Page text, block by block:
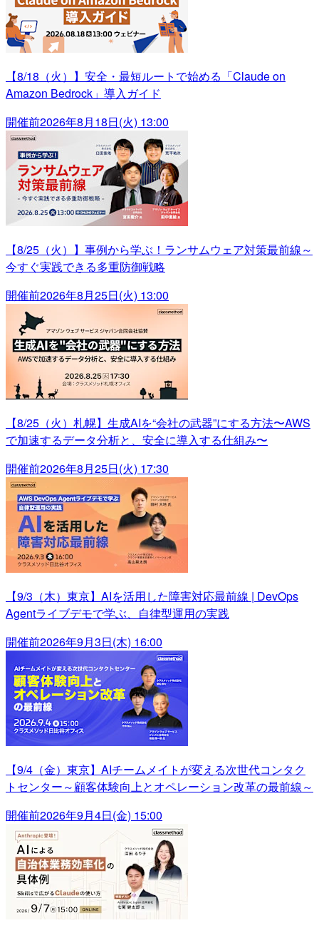
【8/18（火）】安全・最短ルートで始める「Claude on
Amazon Bedrock」導入ガイド
開催前2026年8月18日(火) 13:00
【8/25（火）】事例から学ぶ！ランサムウェア対策最前線～
今すぐ実践できる多重防御戦略
開催前2026年8月25日(火) 13:00
【8/25（火）札幌】生成AIを“会社の武器”にする方法〜AWS
で加速するデータ分析と、安全に導入する仕組み〜
開催前2026年8月25日(火) 17:30
【9/3（木）東京】AIを活用した障害対応最前線 | DevOps
Agentライブデモで学ぶ、自律型運用の実践
開催前2026年9月3日(木) 16:00
【9/4（金）東京】AIチームメイトが変える次世代コンタク
トセンター～顧客体験向上とオペレーション改革の最前線～
開催前2026年9月4日(金) 15:00